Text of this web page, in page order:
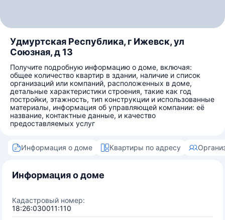
Удмуртская Республика, г Ижевск, ул
Союзная, д 13
Получите подробную информацию о доме, включая:
общее количество квартир в здании, наличие и список
организаций или компаний, расположенных в доме,
детальные характеристики строения, такие как год
постройки, этажность, тип конструкции и использованные
материалы, информация об управляющей компании: её
название, контактные данные, и качество
предоставляемых услуг
Информация о доме Квартиры по адресу
Информация о доме
Кадастровый номер:
18:26:030011:110